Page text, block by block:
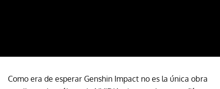
Como era de esperar Genshin Impact no es la única obra